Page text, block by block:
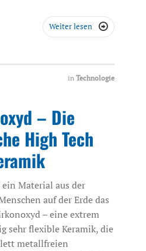
Weiter lesen 
in Technologie
– Die
High Tech
Material aus der
auf der Erde das
– eine extrem
sehr flexible Keramik, die
metallfreien